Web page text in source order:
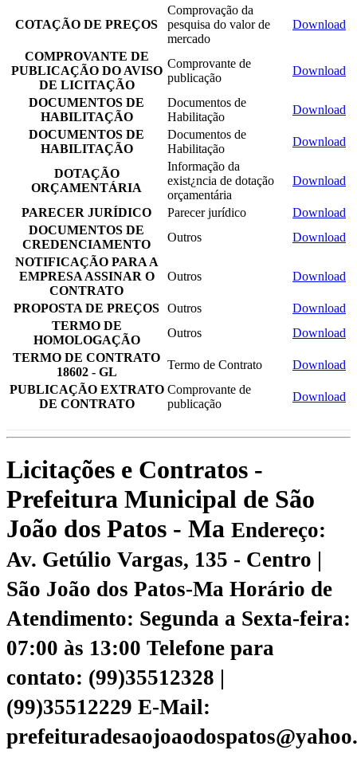
COTAÇÃO DE PREÇOS
Comprovação da
pesquisa do valor de
mercado
Download
COMPROVANTE DE
PUBLICAÇÃO DO AVISO
DE LICITAÇÃO
Comprovante de
publicação
Download
DOCUMENTOS DE
HABILITAÇÃO
Documentos de
Habilitação
Download
DOCUMENTOS DE
HABILITAÇÃO
Documentos de
Habilitação
Download
DOTAÇÃO
ORÇAMENTÁRIA
Informação da
exist¿ncia de dotação
orçamentária
Download
PARECER JURÍDICO Parecer jurídico
Download
DOCUMENTOS DE
CREDENCIAMENTO
Outros
Download
NOTIFICAÇÃO PARA A
EMPRESA ASSINAR O
CONTRATO
Outros Download
PROPOSTA DE PREÇOS Outros
Download
TERMO DE
HOMOLOGAÇÃO
Outros
Download
TERMO DE CONTRATO
18602 - GL
Termo de Contrato
Download
PUBLICAÇÃO EXTRATO
DE CONTRATO
Comprovante de
publicação
Download
Licitações e Contratos -
Prefeitura Municipal de São
João dos Patos - Ma Endereço:
Av. Getúlio Vargas, 135 - Centro |
São João dos Patos-Ma Horário de
Atendimento: Segunda a Sexta-feira:
07:00 às 13:00 Telefone para
contato: (99)35512328 |
(99)35512229 E-Mail: